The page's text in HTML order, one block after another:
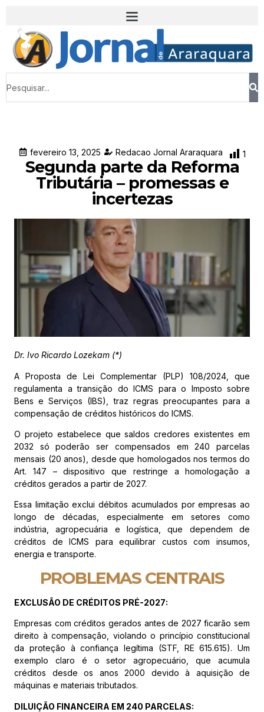
fevereiro 13, 2025 Redacao Jornal Araraquara 1
Segunda parte da Reforma
Tributária – promessas e
incertezas
Dr. Ivo Ricardo Lozekam (*)
A Proposta de Lei Complementar (PLP) 108/2024, que
regulamenta a transição do ICMS para o Imposto sobre
Bens e Serviços (IBS), traz regras preocupantes para a
compensação de créditos históricos do ICMS.
O projeto estabelece que saldos credores existentes em
2032 só poderão ser compensados em 240 parcelas
mensais (20 anos), desde que homologados nos termos do
Art. 147 – dispositivo que restringe a homologação a
créditos gerados a partir de 2027.
Essa limitação exclui débitos acumulados por empresas ao
longo de décadas, especialmente em setores como
indústria, agropecuária e logística, que dependem de
créditos de ICMS para equilibrar custos com insumos,
energia e transporte.
PROBLEMAS CENTRAIS
EXCLUSÃO DE CRÉDITOS PRÉ-2027:
Empresas com créditos gerados antes de 2027 ficarão sem
direito à compensação, violando o princípio constitucional
da proteção à confiança legítima (STF, RE 615.615). Um
exemplo claro é o setor agropecuário, que acumula
créditos desde os anos 2000 devido à aquisição de
máquinas e materiais tributados.
DILUIÇÃO FINANCEIRA EM 240 PARCELAS: